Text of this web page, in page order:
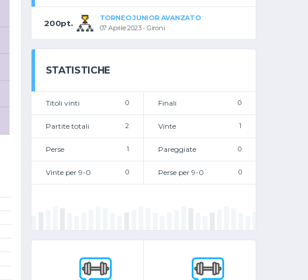
200pt.
TORNEO JUNIOR AVANZATO
07 Aprile 2023 - Gironi
STATISTICHE
Titoli vinti 0 Finali 0
Partite totali 2 Vinte 1
Perse 1 Pareggiate 0
Vinte per 9-0 0 Perse per 9-0 0